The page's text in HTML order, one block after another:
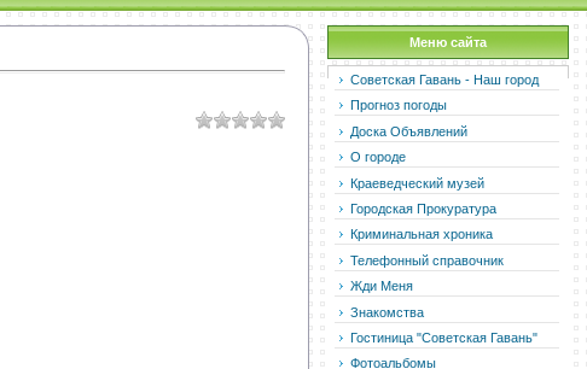
Меню сайта
Советская Гавань - Наш город
Прогноз погоды
Доска Объявлений
О городе
Краеведческий музей
Городская Прокуратура
Криминальная хроника
Телефонный справочник
Жди Меня
Знакомства
Гостиница "Советская Гавань"
Фотоальбомы